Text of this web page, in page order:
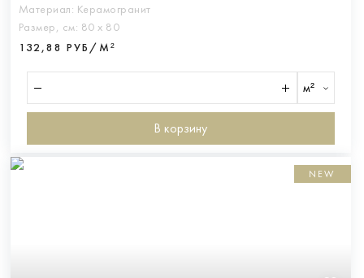
Материал: Керамогранит
Размер, см: 80 х 80
132,88 РУБ/М²
м²
В корзину
NEW